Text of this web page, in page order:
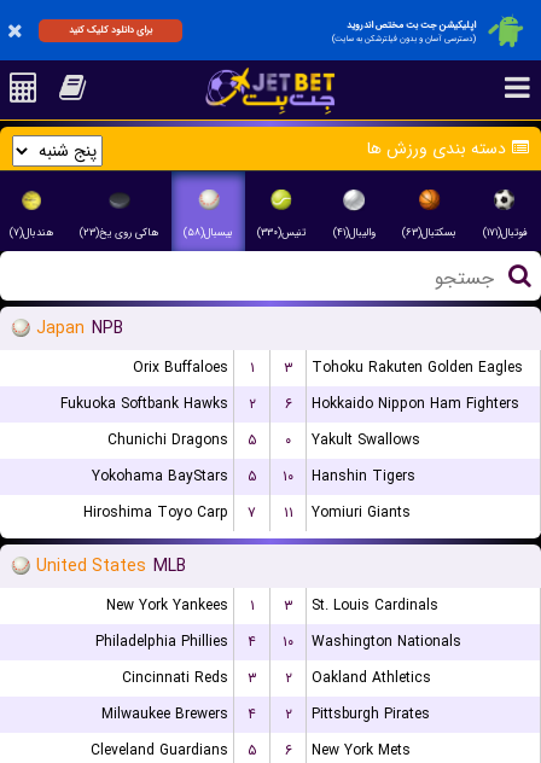
اپلیکیشن جت بت مختص اندروید
(دسترسی آسان و بدون فیلترشکن به سایت)
برای دانلود کلیک کنید
دسته بندی ورزش ها
فوتبال(۱۷۱) بسکتبال(۶۳) والیبال(۴۱) تنیس(۳۳۰) بیسبال(۵۸) هاکی روی یخ(۲۳) هندبال(۷)
Japan NPB
Orix Buffaloes ۱ ۳
Tohoku Rakuten Golden Eagles
Fukuoka Softbank Hawks
۲ ۶
Hokkaido Nippon Ham Fighters
Chunichi Dragons
۵ ۰
Yakult Swallows
Yokohama BayStars
۵ ۱۰
Hanshin Tigers
Hiroshima Toyo Carp
۷ ۱۱ Yomiuri Giants
United States MLB
New York Yankees ۱ ۳
St. Louis Cardinals
Philadelphia Phillies
۴ ۱۰
Washington Nationals
Cincinnati Reds
۳ ۲
Oakland Athletics
Milwaukee Brewers
۴ ۲
Pittsburgh Pirates
Cleveland Guardians
۵ ۶
New York Mets